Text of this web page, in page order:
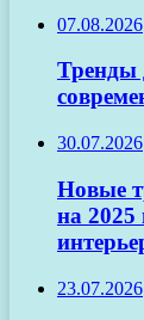
07.08.2026
Тренды
30.07.2026
Новые
на 2025
23.07.2026